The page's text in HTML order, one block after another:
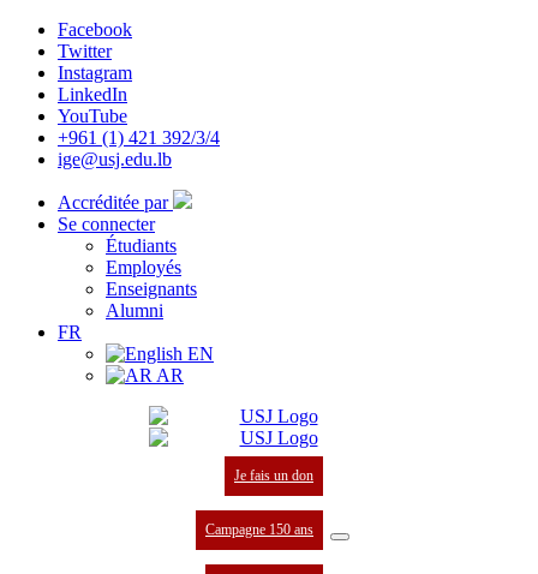
Facebook
Twitter
Instagram
LinkedIn
YouTube
+961 (1) 421 392/3/4
ige@usj.edu.lb
Accréditée par
Se connecter
Étudiants
Employés
Enseignants
Alumni
FR
EN
AR
Je fais un don
Campagne 150 ans